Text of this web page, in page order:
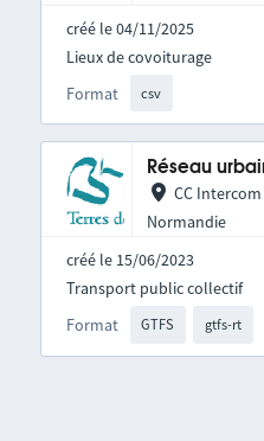
créé le 04/11/2025
Format csv
Lieux de covoiturage
Réseau
CC
Normandie
créé le 15/06/2023
Format GTFS gtfs-rt
Transport public collectif